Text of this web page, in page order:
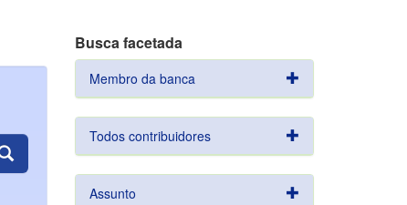
Busca facetada
Membro da banca
Todos contribuidores
Assunto